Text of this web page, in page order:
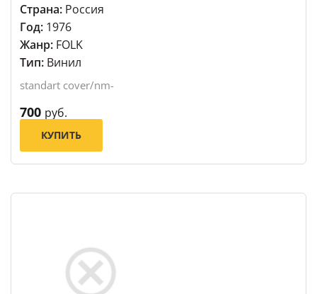
Страна: Россия
Год: 1976
Жанр: FOLK
Тип: Винил
standart cover/nm-
700 руб.
КУПИТЬ